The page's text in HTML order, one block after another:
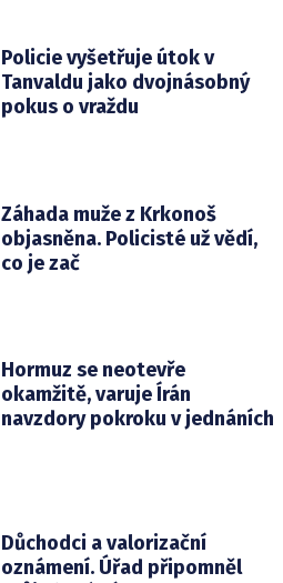
Policie vyšetřuje útok v
Tanvaldu jako dvojnásobný
pokus o vraždu
Záhada muže z Krkonoš
objasněna. Policisté už vědí,
co je zač
Hormuz se neotevře
okamžitě, varuje Írán
navzdory pokroku v jednáních
Důchodci a valorizační
oznámení. Úřad připomněl